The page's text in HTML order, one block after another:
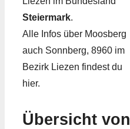
Steiermark.
Alle Infos über Moosberg
auch Sonnberg, 8960 im
Bezirk Liezen findest du
hier.
Übersicht von